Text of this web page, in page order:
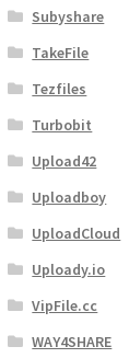
Subyshare
TakeFile
Tezfiles
Turbobit
Upload42
Uploadboy
UploadCloud
Uploady.io
VipFile.cc
WAY4SHARE